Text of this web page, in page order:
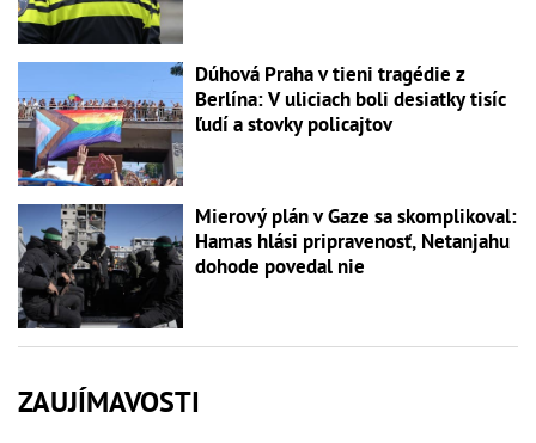
Dúhová Praha v tieni tragédie z
Berlína: V uliciach boli desiatky tisíc
ľudí a stovky policajtov
Mierový plán v Gaze sa skomplikoval:
Hamas hlási pripravenosť, Netanjahu
dohode povedal nie
ZAUJÍMAVOSTI